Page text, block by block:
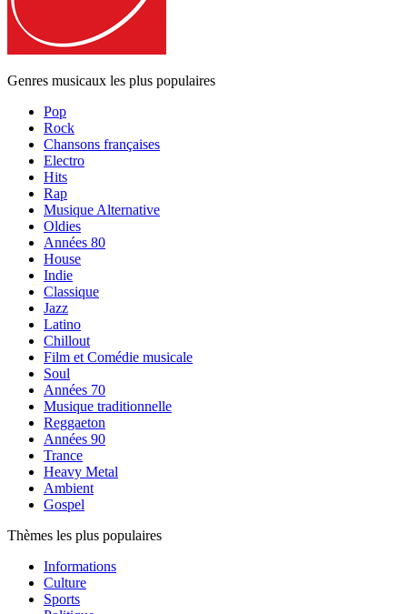
Genres musicaux les plus populaires
Pop
Rock
Chansons françaises
Electro
Hits
Rap
Musique Alternative
Oldies
Années 80
House
Indie
Classique
Jazz
Latino
Chillout
Film et Comédie musicale
Soul
Années 70
Musique traditionnelle
Reggaeton
Années 90
Trance
Heavy Metal
Ambient
Gospel
Thèmes les plus populaires
Informations
Culture
Sports